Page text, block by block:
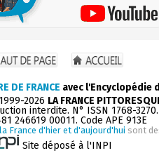
DE FRANCE avec l'Encyclopédie
2026 LA FRANCE
interdite. N° ISSN 1768-
246619 00011. Code APE 913E
France d'hier et d'aujourd'hui sont
Site déposé à l'INPI